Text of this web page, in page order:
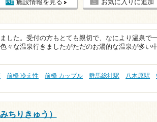
施設情報を見る お気に入りに追加
した。受付の方もとても親切で、なにより温泉で
々な温泉行きましたがただのお湯的な温泉が多い
前橋 冷え性 前橋 カップル 群馬総社駅 八木原駅
ちりきゅう）